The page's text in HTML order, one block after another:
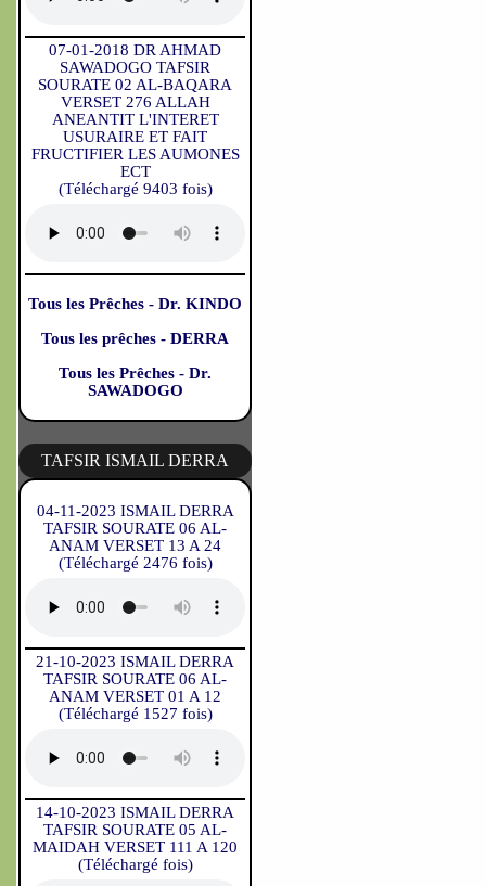
07-01-2018 DR AHMAD
SAWADOGO TAFSIR
SOURATE 02 AL-BAQARA
VERSET 276 ALLAH
ANEANTIT L'INTERET
USURAIRE ET FAIT
FRUCTIFIER LES AUMONES
ECT
(Téléchargé 9403 fois)
Tous les Prêches - Dr. KINDO
Tous les prêches - DERRA
Tous les Prêches - Dr.
SAWADOGO
TAFSIR ISMAIL DERRA
04-11-2023 ISMAIL DERRA
TAFSIR SOURATE 06 AL-
ANAM VERSET 13 A 24
(Téléchargé 2476 fois)
21-10-2023 ISMAIL DERRA
TAFSIR SOURATE 06 AL-
ANAM VERSET 01 A 12
(Téléchargé 1527 fois)
14-10-2023 ISMAIL DERRA
TAFSIR SOURATE 05 AL-
MAIDAH VERSET 111 A 120
(Téléchargé fois)